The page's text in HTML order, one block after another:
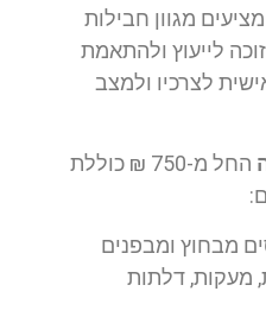
מגוון חבילות
זוכה לייעוץ ולהתאמת
לצרכיו ולמצב
החל מ-750 ₪ כוללת
מבחוץ ומבפנים
מעקות, דלתות